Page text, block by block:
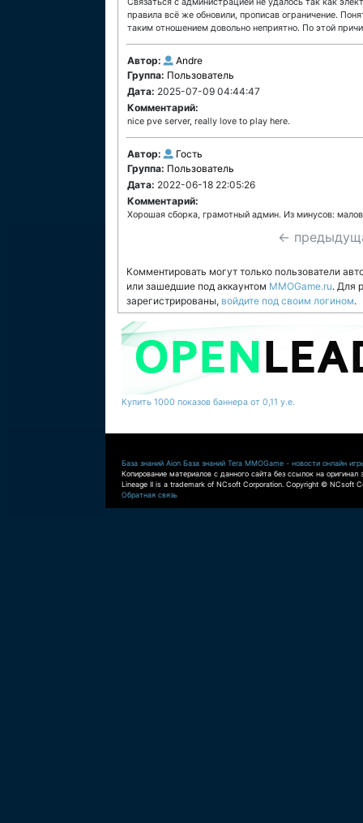
правила всё же обновили, прописав ограничение.
таким отношением довольно неприятно. По этой
Автор:
Andre
Группа: Пользователь
Дата: 2025-07-09 04:44:47
Комментарий:
nice pve server, really love to play here.
Автор:
Гость
Группа: Пользователь
Дата: 2022-06-18 22:05:26
Комментарий:
Хорошая сборка, грамотный админ. Из минусов:
←
Комментировать могут только пользователи
или зашедшие под аккаунтом MMOGame.ru. Для
зарегистрированы, войдите под своим логином.
Купить 1000 показов баннера от 0,11 у.е.
База знаний Aion База знаний Tera MMOGame - новости онлайн
Копирование материалов с данного сайта без ссылок на оригинал
Lineage II is a trademark of NCsoft Corporation. Copyright © NCsoft
Обратная связь